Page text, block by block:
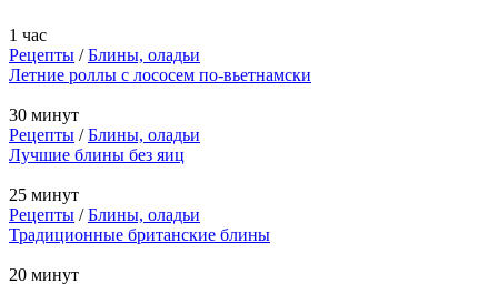
1 час
Рецепты /Блины, оладьи
Летние роллы с лососем по-вьетнамски
30 минут
Рецепты /Блины, оладьи
Лучшие блины без яиц
25 минут
Рецепты /Блины, оладьи
Традиционные британские блины
20 минут